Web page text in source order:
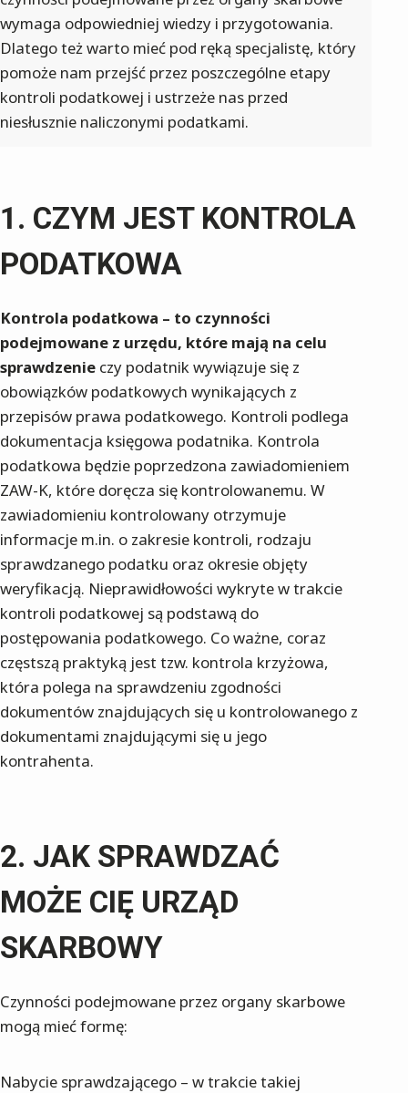
wymaga odpowiedniej wiedzy i przygotowania.
Dlatego też warto mieć pod ręką specjalistę, który
pomoże nam przejść przez poszczególne etapy
kontroli podatkowej i ustrzeże nas przed
niesłusznie naliczonymi podatkami.
CZYM JEST KONTROLA
PODATKOWA
Kontrola podatkowa – to czynności
podejmowane z urzędu, które mają na celu
sprawdzenie czy podatnik wywiązuje się z
obowiązków podatkowych wynikających z
przepisów prawa podatkowego. Kontroli podlega
dokumentacja księgowa podatnika. Kontrola
podatkowa będzie poprzedzona zawiadomieniem
ZAW-K, które doręcza się kontrolowanemu. W
zawiadomieniu kontrolowany otrzymuje
informacje m.in. o zakresie kontroli, rodzaju
sprawdzanego podatku oraz okresie objęty
weryfikacją. Nieprawidłowości wykryte w trakcie
kontroli podatkowej są podstawą do
postępowania podatkowego. Co ważne, coraz
częstszą praktyką jest tzw. kontrola krzyżowa,
która polega na sprawdzeniu zgodności
dokumentów znajdujących się u kontrolowanego z
dokumentami znajdującymi się u jego
kontrahenta.
JAK SPRAWDZAĆ
MOŻE CIĘ URZĄD
SKARBOWY
Czynności podejmowane przez organy skarbowe
mogą mieć formę:
Nabycie sprawdzającego – w trakcie takiej